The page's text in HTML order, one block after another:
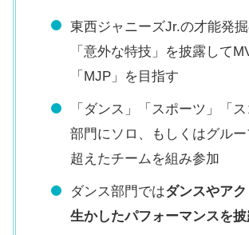
東西ジャニーズJr.の才能発掘
「意外な特技」を披露して
「MJP」を目指す
「ダンス」「スポーツ」「
部門にソロ、もしくはグル
超えたチームを組み参加
ダンス部門ではダンスやア
生かしたパフォーマンスを